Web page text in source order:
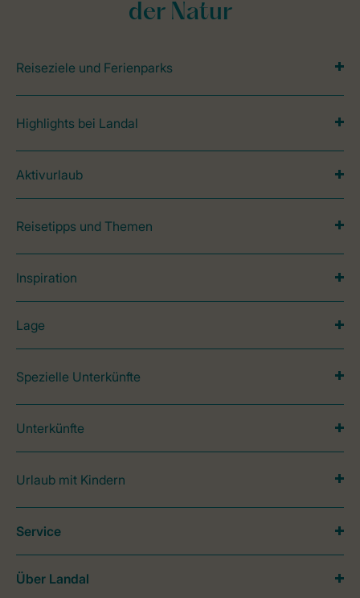
der Natur
Reiseziele und Ferienparks
Highlights bei Landal
Aktivurlaub
Reisetipps und Themen
Inspiration
Lage
Spezielle Unterkünfte
Unterkünfte
Urlaub mit Kindern
Service
Über Landal